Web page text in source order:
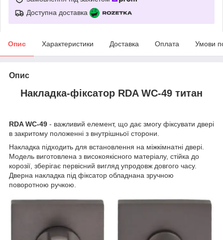
Доступна доставка
Опис Характеристики Доставка Оплата Умови
Опис
Накладка-фіксатор RDA WC-49 титан
RDA WC-49 - важливий елемент, що дає змогу фіксувати двері
в закритому положенні з внутрішньої сторони.
Накладка підходить для встановлення на міжкімнатні двері.
Модель виготовлена з високоякісного матеріалу, стійка до
корозії, зберігає первісний вигляд упродовж довгого часу.
Дверна накладка під фіксатор обладнана зручною
поворотною ручкою.